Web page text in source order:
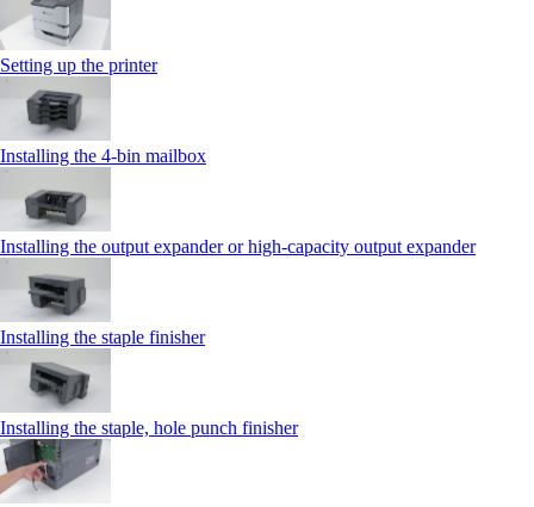
Setting up the printer
Installing the 4‑bin mailbox
Installing the output expander or high‑capacity output expander
Installing the staple finisher
Installing the staple, hole punch finisher